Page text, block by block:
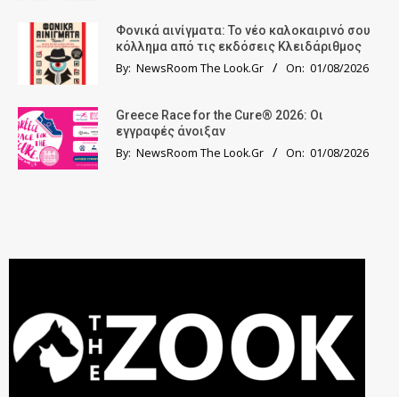
Φονικά αινίγματα: Το νέο καλοκαιρινό σου
κόλλημα από τις εκδόσεις Κλειδάριθμος
By: NewsRoom The Look.Gr On: 01/08/2026
Greece Race for the Cure® 2026: Οι
εγγραφές άνοιξαν
By: NewsRoom The Look.Gr On: 01/08/2026